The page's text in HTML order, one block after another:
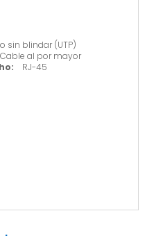
sin blindar (UTP)
al por mayor
RJ-45